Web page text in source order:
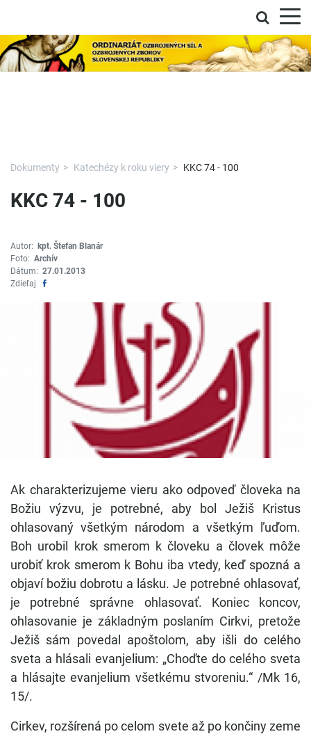
Skočiť na hlavnú navigáciu
Skočiť na obsah
Skočiť na bočný panel
Skočiť na pätičku
Kontakt
Prehlásenie o prístupnosti
Dokumenty Katechézy k roku viery KKC 74 - 100
KKC 74 - 100
Autor: kpt. Štefan Blanár
Foto: Archív
Dátum: 27.01.2013
Zdieľaj
Ak charakterizujeme vieru ako odpoveď človeka na
Božiu výzvu, je potrebné, aby bol Ježiš Kristus
ohlasovaný všetkým národom a všetkým ľuďom.
Boh urobil krok smerom k človeku a človek môže
urobiť krok smerom k Bohu iba vtedy, keď spozná a
objaví božiu dobrotu a lásku. Je potrebné ohlasovať,
je potrebné správne ohlasovať. Koniec koncov,
ohlasovanie je základným poslaním Cirkvi, pretože
Ježiš sám povedal apoštolom, aby išli do celého
sveta a hlásali evanjelium: „Choďte do celého sveta
a hlásajte evanjelium všetkému stvoreniu.“ /Mk 16,
15/.
Cirkev, rozšírená po celom svete až po končiny zeme